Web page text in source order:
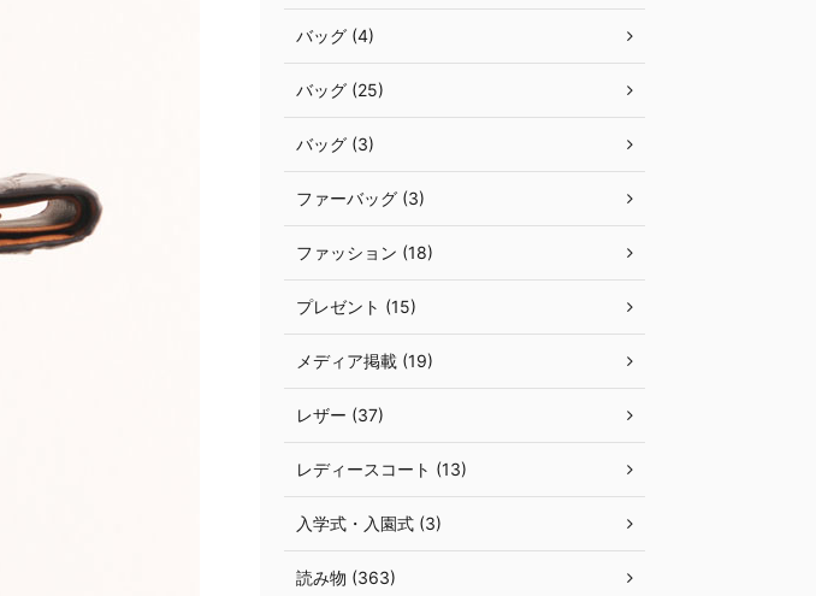
バッグ (4)
バッグ (25)
バッグ (3)
ファーバッグ (3)
ファッション (18)
プレゼント (15)
メディア掲載 (19)
レザー (37)
レディースコート (13)
入学式・入園式 (3)
読み物 (363)